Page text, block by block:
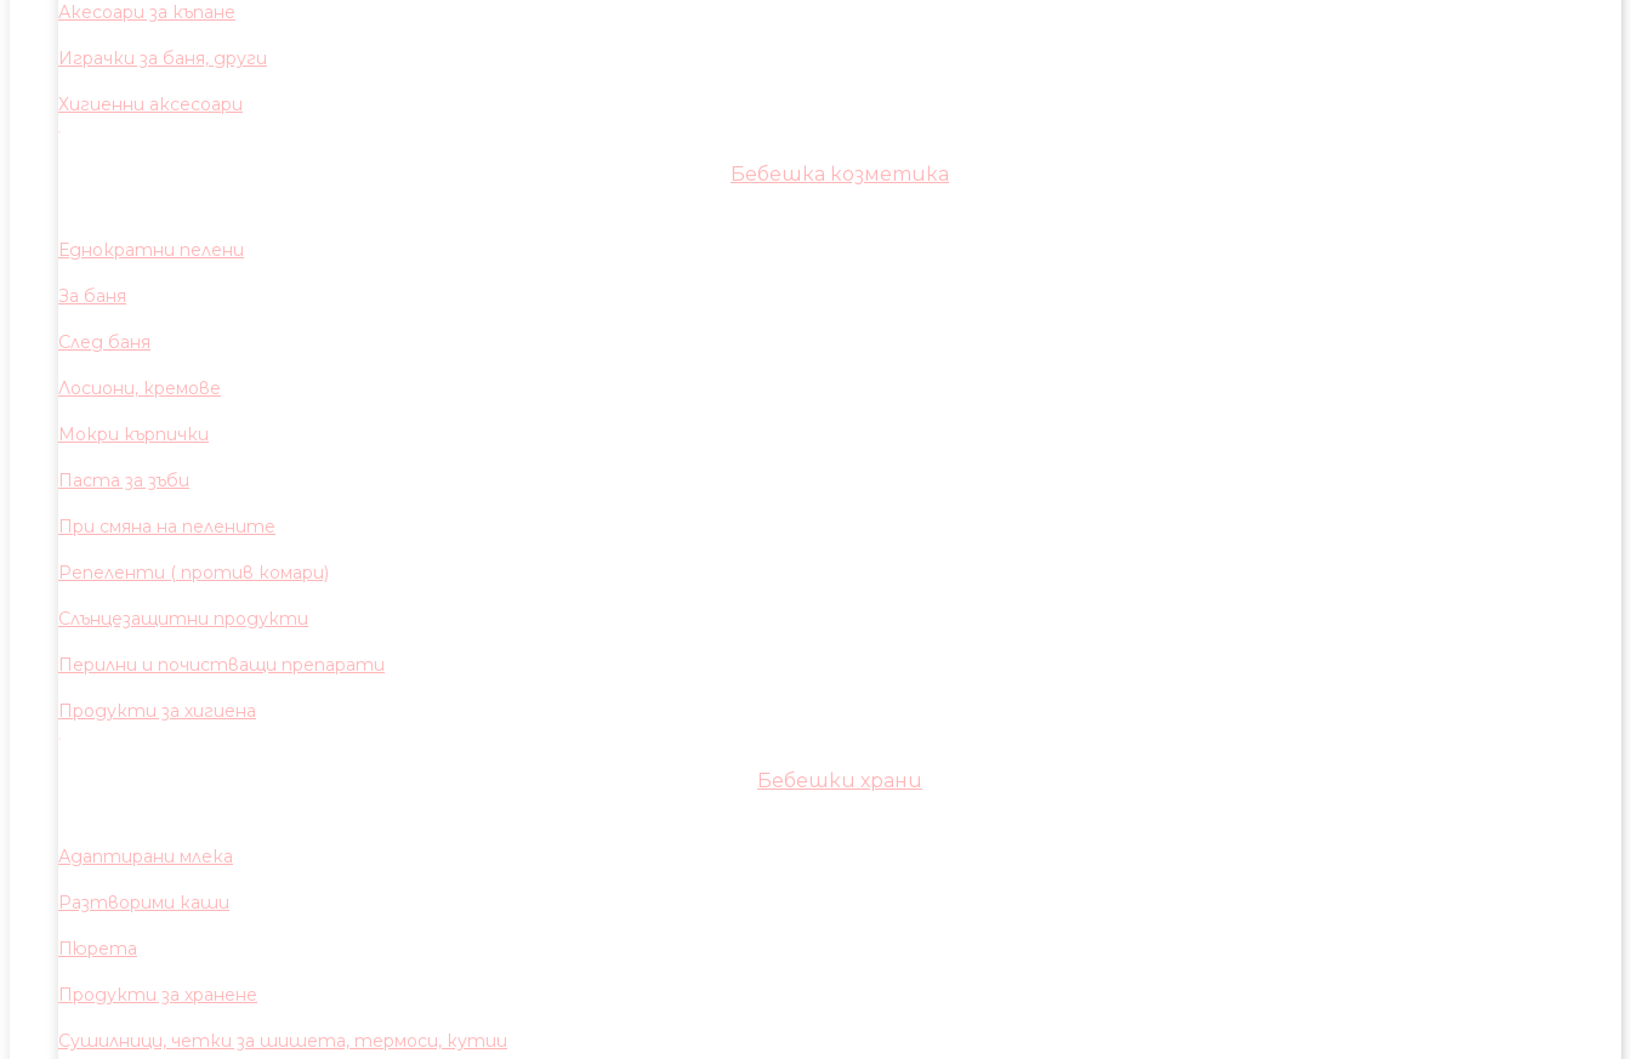
Акесоари за къпане
Играчки за баня, други
Хигиенни аксесоари
Бебешка козметика
Еднократни пелени
За баня
След баня
Лосиони, кремове
Мокри кърпички
Паста за зъби
При смяна на пелените
Репеленти ( против комари)
Слънцезащитни продукти
Перилни и почистващи препарати
Продукти за хигиена
Бебешки храни
Адаптирани млека
Разтворими каши
Пюрета
Продукти за хранене
Сушилници, четки за шишета, термоси, кутии